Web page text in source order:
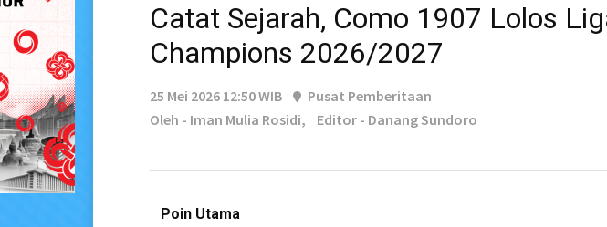
Catat Sejarah, Como 1907 Lolos
Champions 2026/2027
25 Mei 2026 12:50 WIB
Pusat Pemberitaan
Oleh - Iman Mulia Rosidi,
Editor - Danang Sundoro
Poin Utama